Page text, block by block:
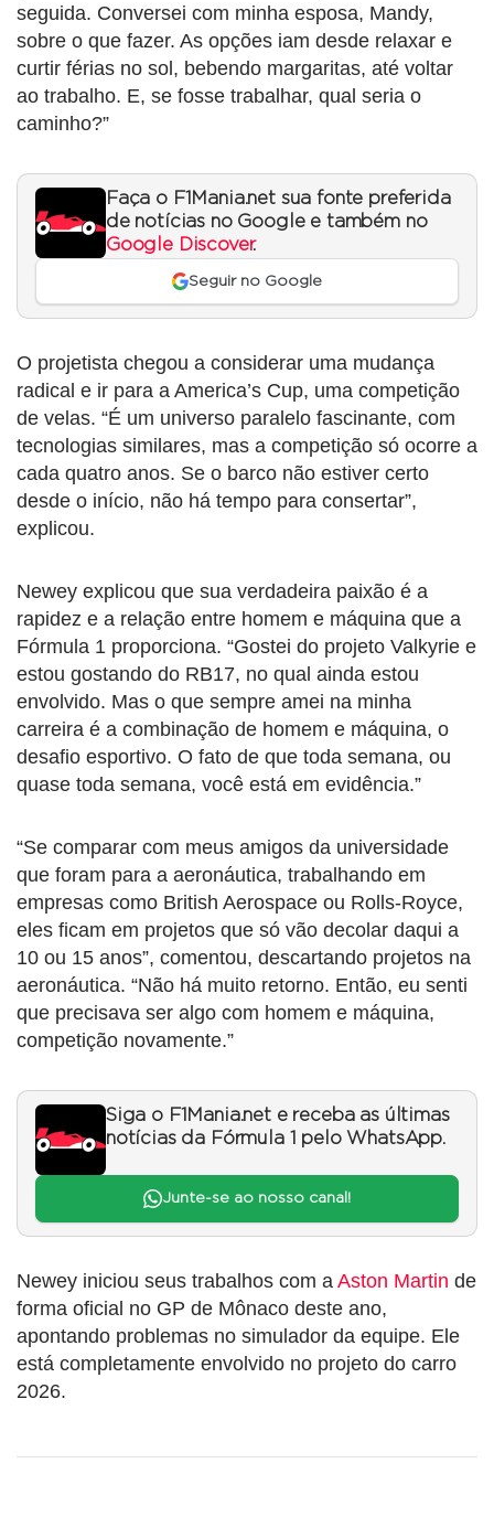
seguida. Conversei com minha esposa, Mandy,
sobre o que fazer. As opções iam desde relaxar e
curtir férias no sol, bebendo margaritas, até voltar
ao trabalho. E, se fosse trabalhar, qual seria o
caminho?”
Faça o F1Mania.net sua fonte preferida
de notícias no Google e também no
Google Discover.
Seguir no Google
O projetista chegou a considerar uma mudança
radical e ir para a America’s Cup, uma competição
de velas. “É um universo paralelo fascinante, com
tecnologias similares, mas a competição só ocorre a
cada quatro anos. Se o barco não estiver certo
desde o início, não há tempo para consertar”,
explicou.
Newey explicou que sua verdadeira paixão é a
rapidez e a relação entre homem e máquina que a
Fórmula 1 proporciona. “Gostei do projeto Valkyrie e
estou gostando do RB17, no qual ainda estou
envolvido. Mas o que sempre amei na minha
carreira é a combinação de homem e máquina, o
desafio esportivo. O fato de que toda semana, ou
quase toda semana, você está em evidência.”
“Se comparar com meus amigos da universidade
que foram para a aeronáutica, trabalhando em
empresas como British Aerospace ou Rolls-Royce,
eles ficam em projetos que só vão decolar daqui a
10 ou 15 anos”, comentou, descartando projetos na
aeronáutica. “Não há muito retorno. Então, eu senti
que precisava ser algo com homem e máquina,
competição novamente.”
Siga o F1Mania.net e receba as últimas
notícias da Fórmula 1 pelo WhatsApp.
Junte-se ao nosso canal!
Newey iniciou seus trabalhos com a Aston Martin de
forma oficial no GP de Mônaco deste ano,
apontando problemas no simulador da equipe. Ele
está completamente envolvido no projeto do carro
2026.